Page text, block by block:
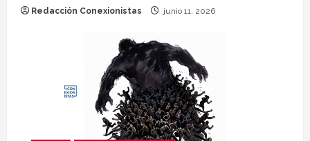
Redacción Conexionistas junio 11, 2026